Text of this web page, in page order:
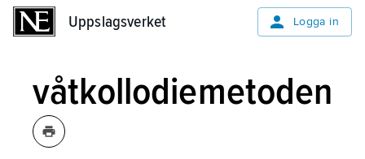
Uppslagsverket Logga in
våtkollodiemetoden